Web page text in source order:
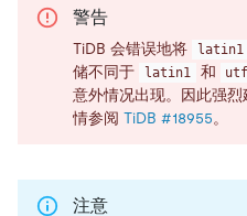
警告
TiDB 会错误地将 latin1
储不同于
latin1 和
意外情况出现。因此强烈
情参阅 TiDB #18955。
注意